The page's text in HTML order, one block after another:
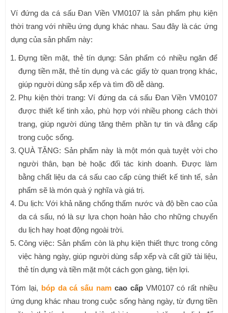
Ví đứng da cá sấu Đan Viền VM0107 là sản phẩm phụ kiện
thời trang với nhiều ứng dụng khác nhau. Sau đây là các ứng
dụng của sản phẩm này:
Đựng tiền mặt, thẻ tín dụng: Sản phẩm có nhiều ngăn để
đựng tiền mặt, thẻ tín dụng và các giấy tờ quan trọng khác,
giúp người dùng sắp xếp và tìm đồ dễ dàng.
Phụ kiện thời trang: Ví đứng da cá sấu Đan Viền VM0107
được thiết kế tinh xảo, phù hợp với nhiều phong cách thời
trang, giúp người dùng tăng thêm phần tự tin và đẳng cấp
trong cuộc sống.
QUÀ TẶNG: Sản phẩm này là một món quà tuyệt vời cho
người thân, bạn bè hoặc đối tác kinh doanh. Được làm
bằng chất liệu da cá sấu cao cấp cùng thiết kế tinh tế, sản
phẩm sẽ là món quà ý nghĩa và giá trị.
Du lịch: Với khả năng chống thấm nước và độ bền cao của
da cá sấu, nó là sự lựa chọn hoàn hảo cho những chuyến
du lịch hay hoạt động ngoài trời.
Công việc: Sản phẩm còn là phụ kiện thiết thực trong công
việc hàng ngày, giúp người dùng sắp xếp và cất giữ tài liệu,
thẻ tín dụng và tiền mặt một cách gọn gàng, tiện lợi.
Tóm lại, bóp da cá sấu nam cao cấpVM0107 có rất nhiều
ứng dụng khác nhau trong cuộc sống hàng ngày, từ đựng tiền